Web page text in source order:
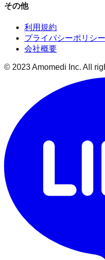
その他
利用規約
プライバシーポリシー
会社概要
© 2023 Amomedi Inc. All